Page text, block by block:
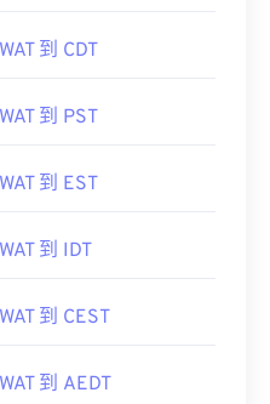
WAT 到 CDT
WAT 到 PST
WAT 到 EST
WAT 到 IDT
WAT 到 CEST
WAT 到 AEDT